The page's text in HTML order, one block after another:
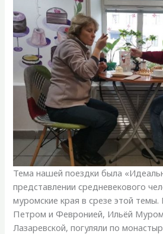
Тема нашей поездки была
представлении средневекового
муромские края в срезе этой темы.
Петром и Февронией, Ильёй
Лазаревской, погуляли по